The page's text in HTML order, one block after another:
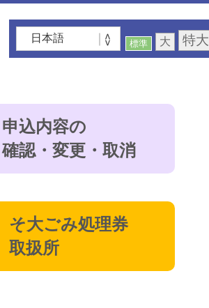
標準 大 特大
申込内容の
確認・変更・取消
そ大ごみ処理券
取扱所